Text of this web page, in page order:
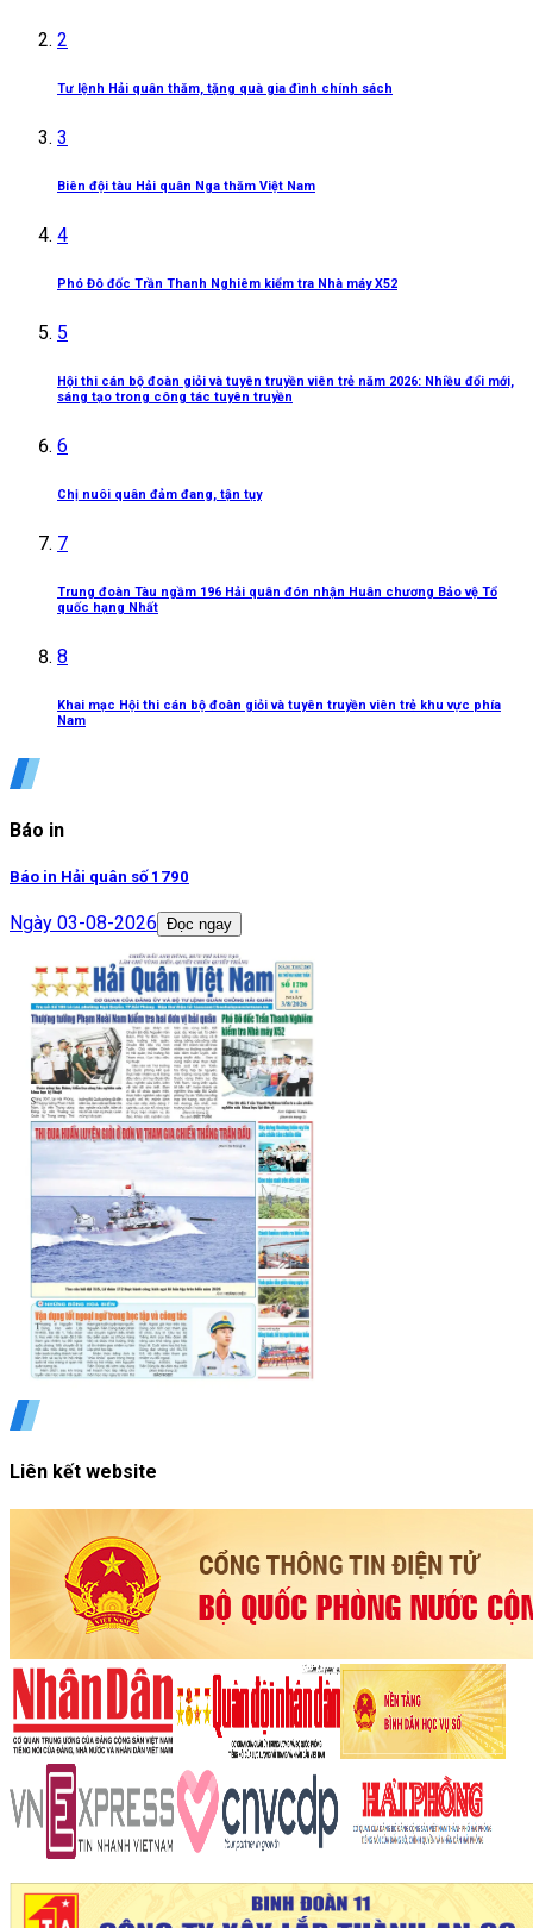
2
Tư lệnh Hải quân thăm, tặng quà gia đình chính sách
3
Biên đội tàu Hải quân Nga thăm Việt Nam
4
Phó Đô đốc Trần Thanh Nghiêm kiểm tra Nhà máy X52
5
Hội thi cán bộ đoàn giỏi và tuyên truyền viên trẻ năm 2026: Nhiều đổi mới,
sáng tạo trong công tác tuyên truyền
6
Chị nuôi quân đảm đang, tận tụy
7
Trung đoàn Tàu ngầm 196 Hải quân đón nhận Huân chương Bảo vệ Tổ
quốc hạng Nhất
8
Khai mạc Hội thi cán bộ đoàn giỏi và tuyên truyền viên trẻ khu vực phía
Nam
Báo in
Báo in Hải quân số 1790
Ngày 03-08-2026 Đọc ngay
Liên kết website